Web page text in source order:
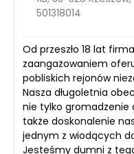
501318014
Od przeszło 18 lat
zaangażowaniem
pobliskich rejonów
Nasza długoletnia
nie tylko gromadzenie
także doskonalenie
jednym z wiodących
Jesteśmy dumni z